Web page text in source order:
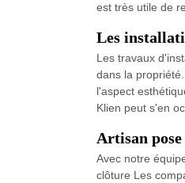
est très utile de
Les
Les travaux
dans la
l'aspect
Klien peut s'en
Artisan
Avec notre
clôture Les